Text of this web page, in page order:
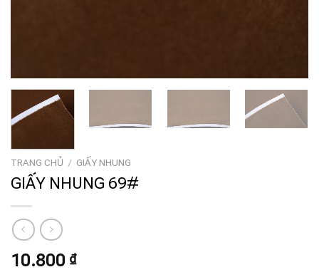
TRANG CHỦ / GIẤY NHUNG
GIẤY NHUNG 69#
10.800 ₫